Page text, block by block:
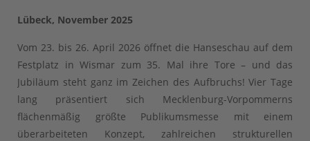
Lübeck, November 2025
Vom 23. bis 26. April 2026 öffnet die Hanseschau auf dem
Festplatz in Wismar zum 35. Mal ihre Tore – und das
Jubiläum steht ganz im Zeichen des Aufbruchs! Vier Tage
lang präsentiert sich Mecklenburg-Vorpommerns
flächenmäßig größte Publikumsmesse mit einem
überarbeiteten Konzept, zahlreichen strukturellen